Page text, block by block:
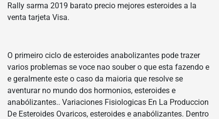
Rally sarma 2019 barato precio mejores esteroides a la
venta tarjeta Visa.
O primeiro ciclo de esteroides anabolizantes pode trazer
varios problemas se voce nao souber o que esta fazendo e
e geralmente este o caso da maioria que resolve se
aventurar no mundo dos hormonios, esteroides e
anabólizantes.. Variaciones Fisiologicas En La Produccion
De Esteroides Ovaricos, esteroides e anabólizantes. Dentro